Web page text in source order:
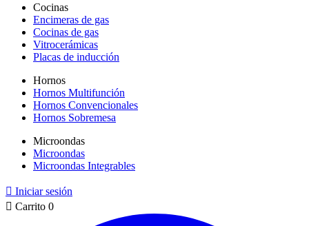
Cocinas
Encimeras de gas
Cocinas de gas
Vitrocerámicas
Placas de inducción
Hornos
Hornos Multifunción
Hornos Convencionales
Hornos Sobremesa
Microondas
Microondas
Microondas Integrables
 Iniciar sesión
 Carrito 0